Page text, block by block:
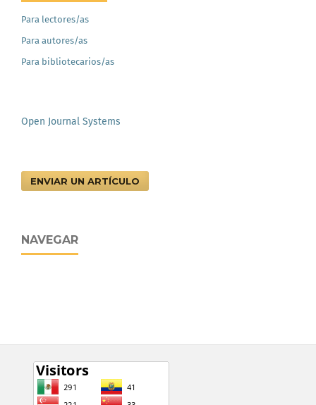
Para lectores/as
Para autores/as
Para bibliotecarios/as
Open Journal Systems
ENVIAR UN ARTÍCULO
NAVEGAR